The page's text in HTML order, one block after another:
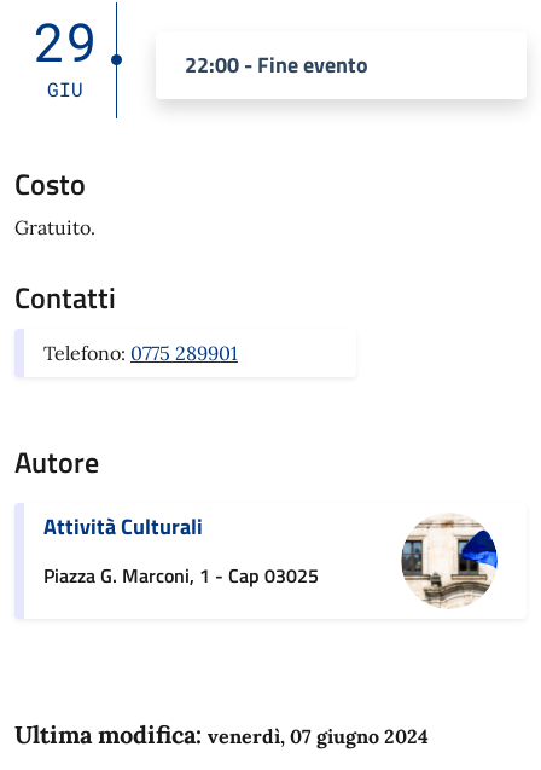
29
GIU
22:00 - Fine evento
Costo
Gratuito.
Contatti
Telefono: 0775 289901
Autore
Attività Culturali
Piazza G. Marconi, 1 - Cap 03025
Ultima modifica: venerdì, 07 giugno 2024